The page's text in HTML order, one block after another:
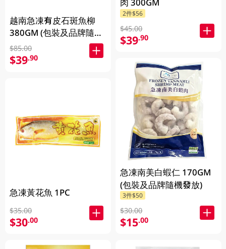
越南急凍有皮石斑魚柳
380GM (包裝及品牌隨機
發放)
$85.00
$39.90
急凍黃花魚 1PC
$35.00
$30.00
2件$56
$45.00
$39.90
急凍南美白蝦仁 170GM
(包裝及品牌隨機發放)
3件$50
$30.00
$15.00